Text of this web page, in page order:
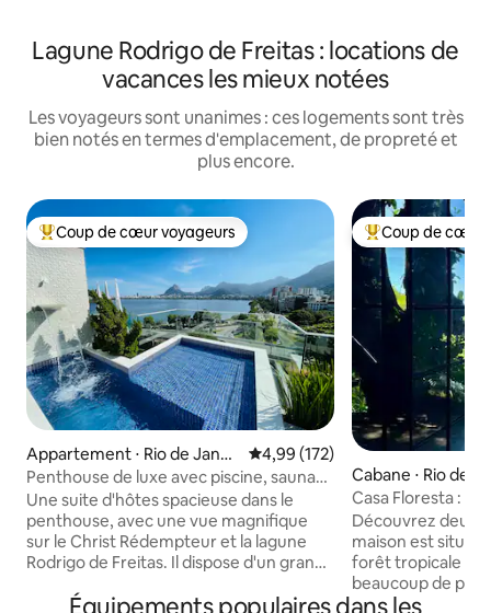
Lagune Rodrigo de Freitas : locations de
vacances les mieux notées
Les voyageurs sont unanimes : ces logements sont très
bien notés en termes d'emplacement, de propreté et
plus encore.
Coups de cœur voyageurs les plus appréciés
Coup de cœur voyageurs
Appartement ⋅ Rio de Janeir
o
Évaluation moyenne sur la
4,99 (172)
Penthouse de luxe avec piscine, sauna
et intimité.
Une suite d'hôtes spacieuse dans le
penthouse, avec une vue magnifique
sur le Christ Rédempteur et la lagune
Rodrigo de Freitas. Il dispose d'un grand
une cascade, de toilettes, d'un sauna à
Coups de cœur
Coup de cœur
Cabane ⋅ Rio de
Casa Floresta :
sur l'océan
Découvrez deux
maison est située
forêt tropicale
beaucoup de
sur la mer de